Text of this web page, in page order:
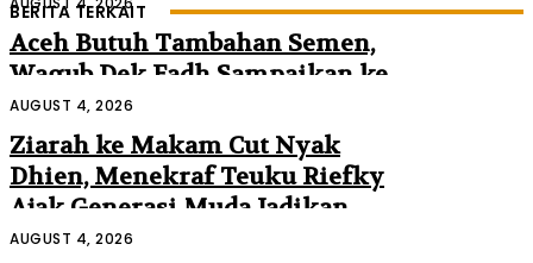
BERITA TERKAIT
Aceh Butuh Tambahan Semen,
Wagub Dek Fadh Sampaikan ke
Mendagri dan Danantara
AUGUST 4, 2026
Ziarah ke Makam Cut Nyak
Dhien, Menekraf Teuku Riefky
Ajak Generasi Muda Jadikan
Sejarah Inspirasi Masa Depan
AUGUST 4, 2026